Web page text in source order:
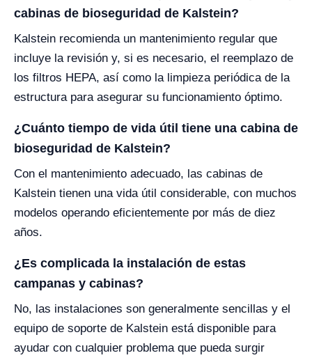
cabinas de bioseguridad de Kalstein?
Kalstein recomienda un mantenimiento regular que
incluye la revisión y, si es necesario, el reemplazo de
los filtros HEPA, así como la limpieza periódica de la
estructura para asegurar su funcionamiento óptimo.
¿Cuánto tiempo de vida útil tiene una cabina de
bioseguridad de Kalstein?
Con el mantenimiento adecuado, las cabinas de
Kalstein tienen una vida útil considerable, con muchos
modelos operando eficientemente por más de diez
años.
¿Es complicada la instalación de estas
campanas y cabinas?
No, las instalaciones son generalmente sencillas y el
equipo de soporte de Kalstein está disponible para
ayudar con cualquier problema que pueda surgir